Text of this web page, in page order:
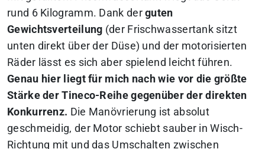
rund 6 Kilogramm. Dank derguten
Gewichtsverteilung (der Frischwassertank sitzt
unten direkt über der Düse) und der motorisierten
Räder lässt es sich aber spielend leicht führen.
Genau hier liegt für mich nach wie vor die größte
Stärke der Tineco-Reihe gegenüber der direkten
Konkurrenz. Die Manövrierung ist absolut
geschmeidig, der Motor schiebt sauber in Wisch-
Richtung mit und das Umschalten zwischen